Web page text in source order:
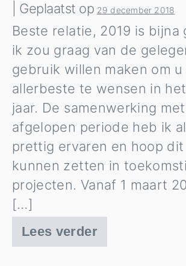
Geplaatst op 29 december 2018
Beste relatie, 2019 is bijna
ik zou graag van de
gebruik willen maken om
allerbeste te wensen in
jaar. De samenwerking
afgelopen periode heb ik
prettig ervaren en hoop
kunnen zetten in
projecten. Vanaf 1 maart
[…]
Lees verder
Job